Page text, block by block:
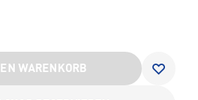
WARENKORB